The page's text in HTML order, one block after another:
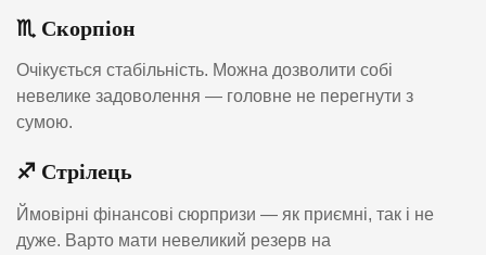
♏ Скорпіон
Очікується стабільність. Можна дозволити собі
невелике задоволення — головне не перегнути з
сумою.
♐ Стрілець
Ймовірні фінансові сюрпризи — як приємні, так і не
дуже. Варто мати невеликий резерв на